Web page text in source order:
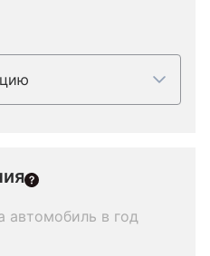
автомобиль в год